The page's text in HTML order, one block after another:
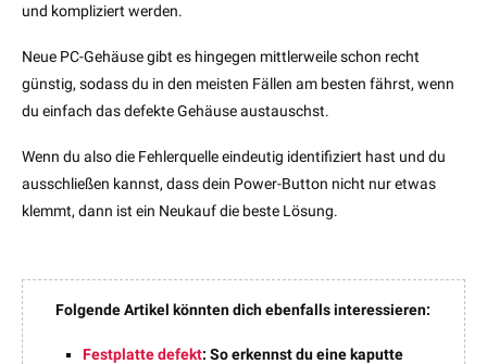
und kompliziert werden.
Neue PC-Gehäuse gibt es hingegen mittlerweile schon recht
günstig, sodass du in den meisten Fällen am besten fährst, wenn
du einfach das defekte Gehäuse austauschst.
Wenn du also die Fehlerquelle eindeutig identifiziert hast und du
ausschließen kannst, dass dein Power-Button nicht nur etwas
klemmt, dann ist ein Neukauf die beste Lösung.
Folgende Artikel könnten dich ebenfalls interessieren:
Festplatte defekt: So erkennst du eine kaputte